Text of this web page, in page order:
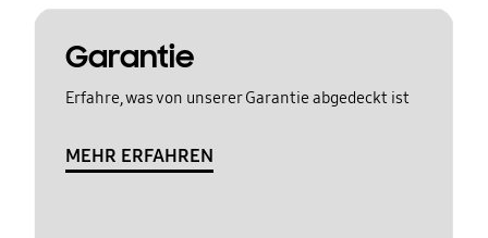
Garantie
Erfahre, was von unserer Garantie abgedeckt ist
MEHR ERFAHREN